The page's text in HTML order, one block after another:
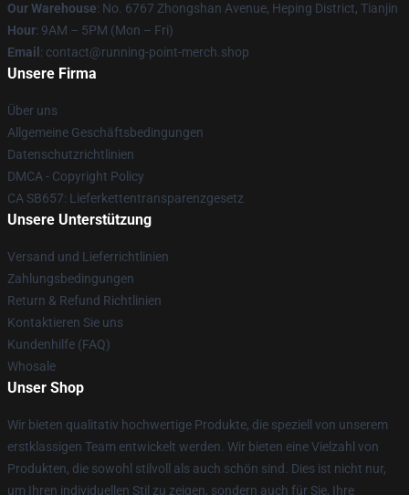
Our Warehouse: No. 6767 Zhongshan Avenue, Heping District, Tianjin
Hour: 9AM – 5PM (Mon – Fri)
Email : contact@running-point-merch.shop
Unsere Firma
Über uns
Allgemeine Geschäftsbedingungen
Datenschutzrichtlinien
DMCA - Copyright Policy
CA SB657: Lieferkettentransparenzgesetz
Unsere Unterstützung
Versand und Lieferrichtlinien
Zahlungsbedingungen
Return & Refund Richtlinien
Kontaktieren Sie uns
Kundenhilfe (FAQ)
Whosale
Unser Shop
Wir bieten qualitativ hochwertige Produkte, die speziell von unserem
erstklassigen Team entwickelt werden. Wir bieten eine Vielzahl von
Produkten, die sowohl stilvoll als auch schön sind. Dies ist nicht nur,
um Ihren individuellen Stil zu zeigen, sondern auch für Sie, Ihre